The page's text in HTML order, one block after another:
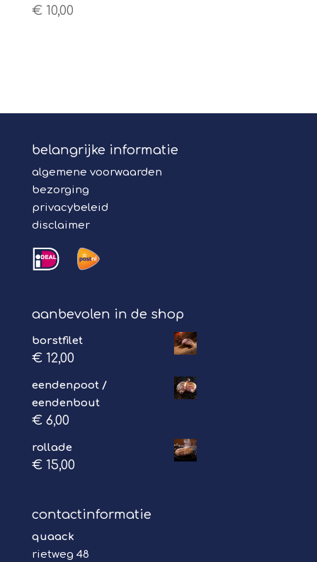
€ 10,00
belangrijke informatie
algemene voorwaarden
bezorging
privacybeleid
disclaimer
aanbevolen in de shop
borstfilet
€12,00
eendenpoot /
eendenbout
€6,00
rollade
€15,00
contactinformatie
quaack
rietweg 48